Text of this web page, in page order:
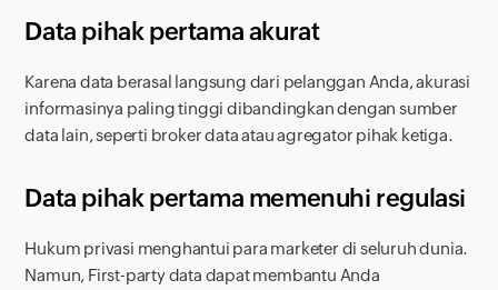
Data pihak pertama akurat
Karena data berasal langsung dari pelanggan Anda, akurasi
informasinya paling tinggi dibandingkan dengan sumber
data lain, seperti broker data atau agregator pihak ketiga.
Data pihak pertama memenuhi regulasi
Hukum privasi menghantui para marketer di seluruh dunia.
Namun, First-party data dapat membantu Anda